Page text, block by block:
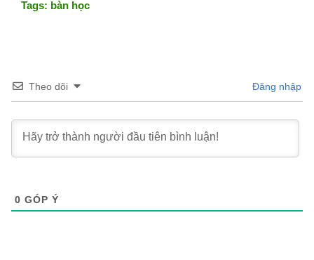
Tags: bàn học
Theo dõi Đăng nhập
0 GÓP Ý